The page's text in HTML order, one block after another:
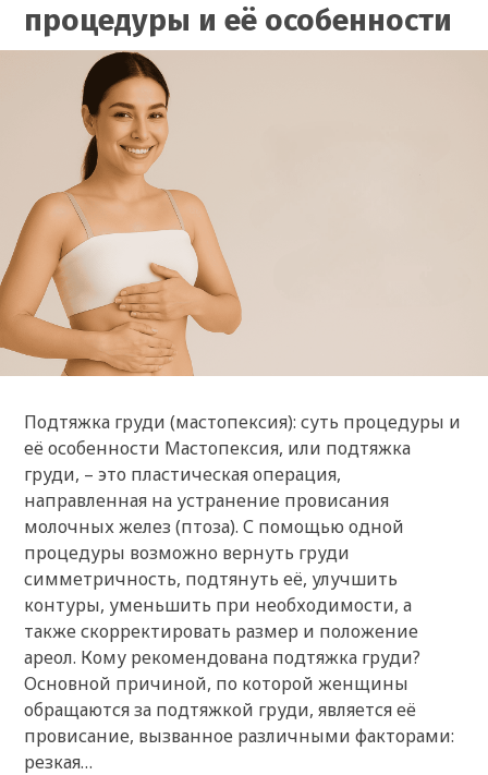
процедуры и её особенности
Подтяжка груди (мастопексия): суть процедуры и
её особенности Мастопексия, или подтяжка
груди, – это пластическая операция,
направленная на устранение провисания
молочных желез (птоза). С помощью одной
процедуры возможно вернуть груди
симметричность, подтянуть её, улучшить
контуры, уменьшить при необходимости, а
также скорректировать размер и положение
ареол. Кому рекомендована подтяжка груди?
Основной причиной, по которой женщины
обращаются за подтяжкой груди, является её
провисание, вызванное различными факторами:
резкая…